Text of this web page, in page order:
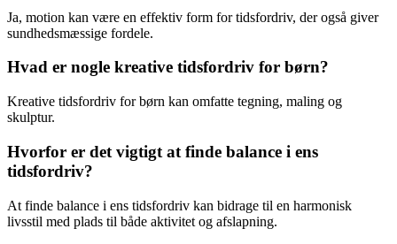
Ja, motion kan være en effektiv form for tidsfordriv, der også giver
sundhedsmæssige fordele.
Hvad er nogle kreative tidsfordriv for børn?
Kreative tidsfordriv for børn kan omfatte tegning, maling og
skulptur.
Hvorfor er det vigtigt at finde balance i ens
tidsfordriv?
At finde balance i ens tidsfordriv kan bidrage til en harmonisk
livsstil med plads til både aktivitet og afslapning.